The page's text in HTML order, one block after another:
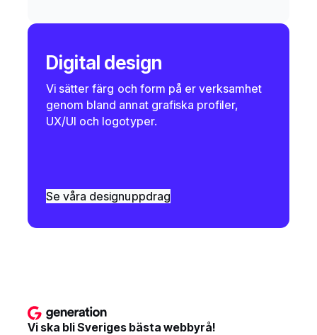
Digital design
Vi sätter färg och form på er verksamhet
genom bland annat grafiska profiler,
UX/UI och logotyper.
Se våra designuppdrag
Vi ska bli Sveriges bästa webbyrå!